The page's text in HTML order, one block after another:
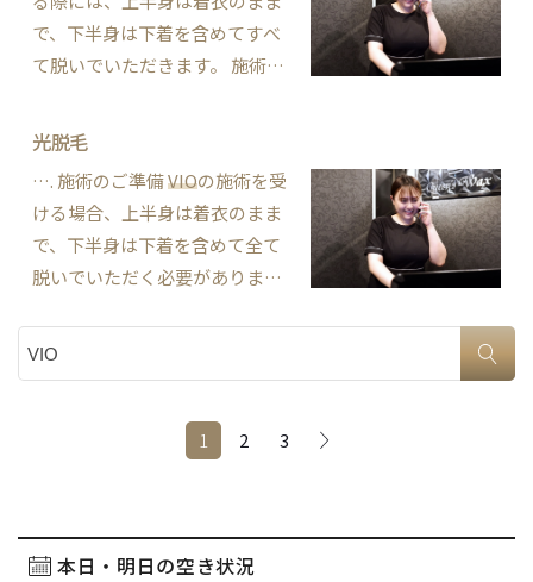
で、下半身は下着を含めてすべ
て脱いでいただきます。 施術を
向けになり、タオルを施術箇所
ます。 ブランケットもご用意が
ございますのでお部屋が寒く感
じる場合はお使いください…
光脱毛
…. 施術のご準備VIOの施術を受
ける場合、上半身は着衣のまま
で、下半身は下着を含めて全て
脱いでいただく必要がありま
ドの上で仰向けになり、タオル
を施術箇所にかけた状態でお待
を用意していますので、お着替
1 2 3
本日・明日の空き状況